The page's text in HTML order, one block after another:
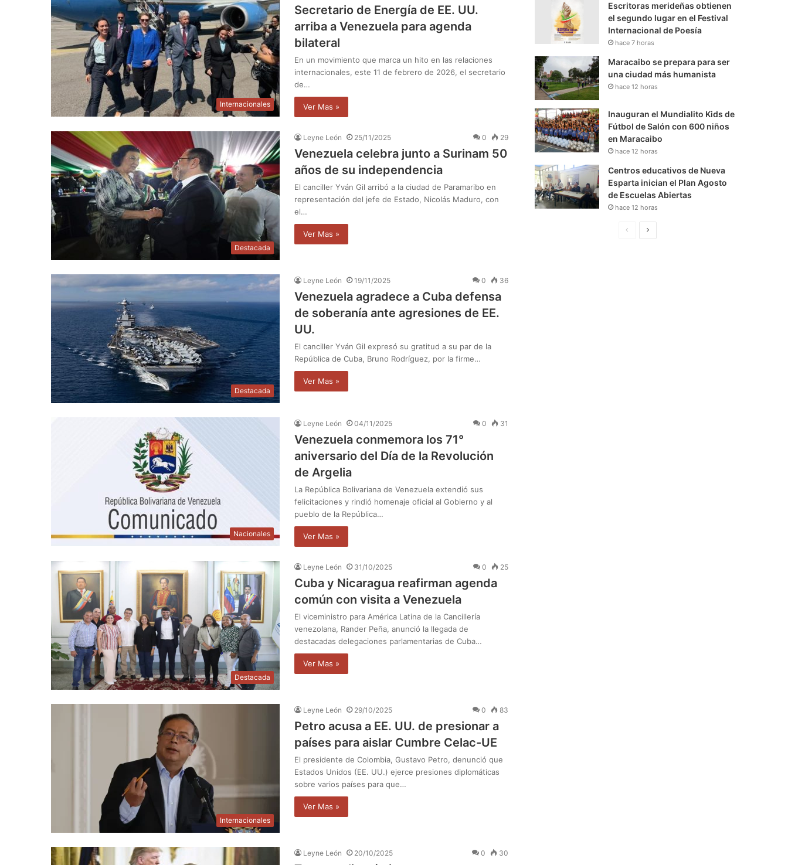
Internacionales
Secretario de Energía de EE. UU.
arriba a Venezuela para agenda
bilateral
En un movimiento que marca un hito en las relaciones
internacionales, este 11 de febrero de 2026, el secretario
de…
Ver Mas »
Destacada
Leyne León 25/11/2025 0 29
Venezuela celebra junto a Surinam 50
años de su independencia
El canciller Yván Gil arribó a la ciudad de Paramaribo en
representación del jefe de Estado, Nicolás Maduro, con
el…
Ver Mas »
Destacada
Leyne León 19/11/2025 0 36
Venezuela agradece a Cuba defensa
de soberanía ante agresiones de EE.
UU.
El canciller Yván Gil expresó su gratitud a su par de la
República de Cuba, Bruno Rodríguez, por la firme…
Ver Mas »
Nacionales
Leyne León 04/11/2025 0 31
Venezuela conmemora los 71°
aniversario del Día de la Revolución
de Argelia
La República Bolivariana de Venezuela extendió sus
felicitaciones y rindió homenaje oficial al Gobierno y al
pueblo de la República…
Ver Mas »
Destacada
Leyne León 31/10/2025 0 25
Cuba y Nicaragua reafirman agenda
común con visita a Venezuela
El viceministro para América Latina de la Cancillería
venezolana, Rander Peña, anunció la llegada de
destacadas delegaciones parlamentarias de Cuba…
Ver Mas »
Internacionales
Leyne León 29/10/2025 0 83
Petro acusa a EE. UU. de presionar a
países para aislar Cumbre Celac-UE
El presidente de Colombia, Gustavo Petro, denunció que
Estados Unidos (EE. UU.) ejerce presiones diplomáticas
sobre varios países para que…
Ver Mas »
Leyne León 20/10/2025 0 30
Escritoras merideñas obtienen
el segundo lugar en el Festival
Internacional de Poesía
hace 7 horas
Maracaibo se prepara para ser
una ciudad más humanista
hace 12 horas
Inauguran el Mundialito Kids de
Fútbol de Salón con 600 niños
en Maracaibo
hace 12 horas
Centros educativos de Nueva
Esparta inician el Plan Agosto
de Escuelas Abiertas
hace 12 horas
S